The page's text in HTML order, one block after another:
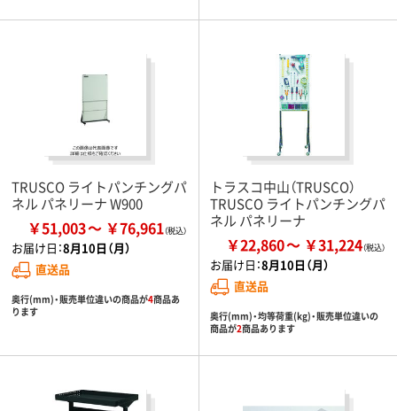
TRUSCO ライトパンチングパ
ネル パネリーナ W900
￥51,003 ￥76,961
お届け日：8月10日（月）
直送品
奥行(mm)・販売単位違いの商品が4商品あ
ります
トラスコ中山（TRUSCO）
TRUSCO ライトパンチングパ
ネル パネリーナ
￥22,860 ￥31,224
お届け日：8月10日（月）
直送品
奥行(mm)・均等荷重(kg)・販売単位違いの
商品が2商品あります